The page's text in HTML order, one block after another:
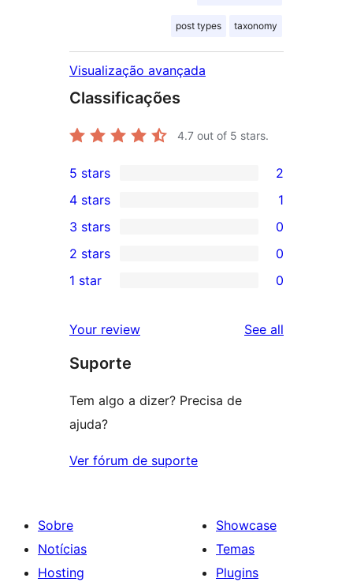
post types taxonomy
Visualização avançada
Classificações
4.7 out of 5 stars.
2
5-
star
reviews
5 stars 2
4-
star
review
4 stars 1
0
3-
star
3 stars 0
2-
reviews
2 stars 0
star
reviews
1 star 0
Your review See all
Suporte
Tem algo a dizer? Precisa de
ajuda?
Ver fórum de suporte
Sobre
Notícias
Hosting
Showcase
Temas
Plugins